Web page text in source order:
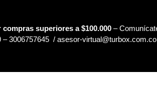
superiores a $100.000 –
– 3006757645 / asesor-virtual@turbox.com.co